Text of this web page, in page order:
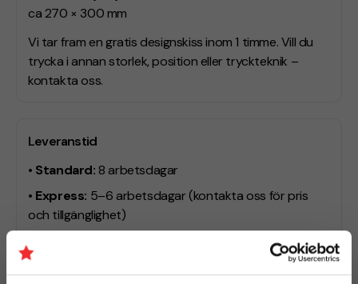
ca 270 × 300 mm
Vi tar fram en gratis designskiss inom 1 timme. Vill du
trycka i annan storlek, position eller tryckteknik –
kontakta oss.
Leveranstid
• Standard: 8 arbetsdagar
• Express: 5–6 arbetsdagar (kontakta oss för pris
och tillgänglighet)
Behöver du leverans till ett specifikt datum? Hör av dig
så hjälper vi dig hitta rätt upplägg.